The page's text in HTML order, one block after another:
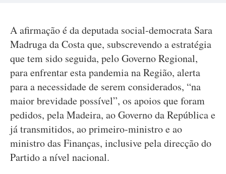
A afirmação é da deputada social-democrata Sara
Madruga da Costa que, subscrevendo a estratégia
que tem sido seguida, pelo Governo Regional,
para enfrentar esta pandemia na Região, alerta
para a necessidade de serem considerados, “na
maior brevidade possível”, os apoios que foram
pedidos, pela Madeira, ao Governo da República e
já transmitidos, ao primeiro-ministro e ao
ministro das Finanças, inclusive pela direcção do
Partido a nível nacional.